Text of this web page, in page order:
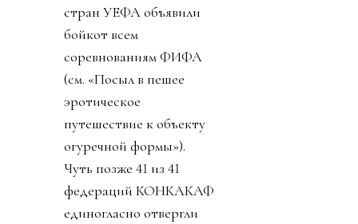
стран УЕФА объявили
бойкот всем
соревнованиям ФИФА
(см. «Посыл в пешее
эротическое
путешествие к объекту
огуречной формы»).
Чуть позже 41 из 41
федераций КОНКАКАФ
единогласно отвергли